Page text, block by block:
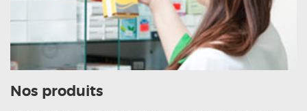
Nos produits